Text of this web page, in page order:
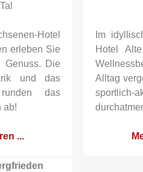
Hotel
erleben Sie
Genuss. Die
und das
das
ab!
...
Im
Hotel
Alltag